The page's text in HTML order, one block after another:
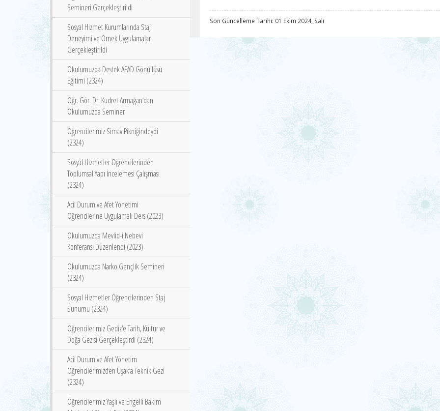
Semineri Gerçekleştirildi
Sosyal Hizmet Kurumlarında Staj
Deneyimi ve Örnek Uygulamalar
Gerçekleştirildi
Okulumuzda Destek AFAD Gönüllüsü
Eğitimi (2324)
Öğr. Gör. Dr. Kudret Armağan‘dan
Okulumuzda Seminer
Öğrencilerimiz Simav Pikniğindeydi
(2324)
Sosyal Hizmetler Öğrencilerinden
Toplumsal Yapı İncelemesi Çalışması
(2324)
Acil Durum ve Afet Yönetimi
Öğrencilerine Uygulamalı Ders (2023)
Okulumuzda Mevlid-i Nebevi
Konferansı Düzenlendi (2023)
Okulumuzda Narko Gençlik Semineri
(2324)
Sosyal Hizmetler Öğrencilerinden Staj
Sunumu (2324)
Öğrencilerimiz Gediz‘e Tarih, Kültür ve
Doğa Gezisi Gerçekleştirdi (2324)
Acil Durum ve Afet Yönetim
Öğrencilerimizden Uşak‘a Teknik Gezi
(2324)
Öğrencilerimiz Yaşlı ve Engelli Bakım
Son Güncelleme Tarihi: 01 Ekim 2024, Salı